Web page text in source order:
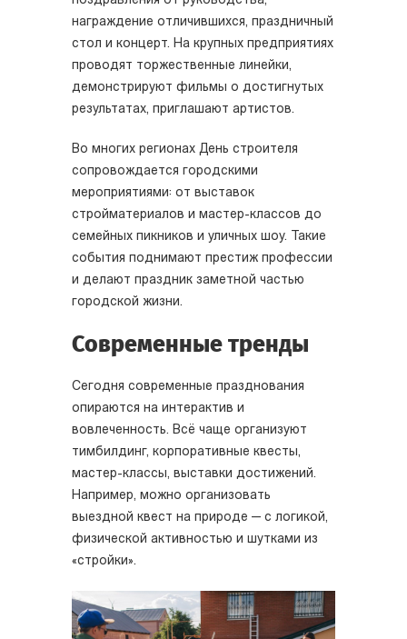
награждение отличившихся, праздничный
стол и концерт. На крупных предприятиях
проводят торжественные линейки,
демонстрируют фильмы о достигнутых
результатах, приглашают артистов.
Во многих регионах День строителя
сопровождается городскими
мероприятиями: от выставок
стройматериалов и мастер-классов до
семейных пикников и уличных шоу. Такие
события поднимают престиж профессии
и делают праздник заметной частью
городской жизни.
Современные тренды
Сегодня современные празднования
опираются на интерактив и
вовлеченность. Всё чаще организуют
тимбилдинг, корпоративные квесты,
мастер-классы, выставки достижений.
Например, можно организовать
выездной квест на природе — с логикой,
физической активностью и шутками из
«стройки».